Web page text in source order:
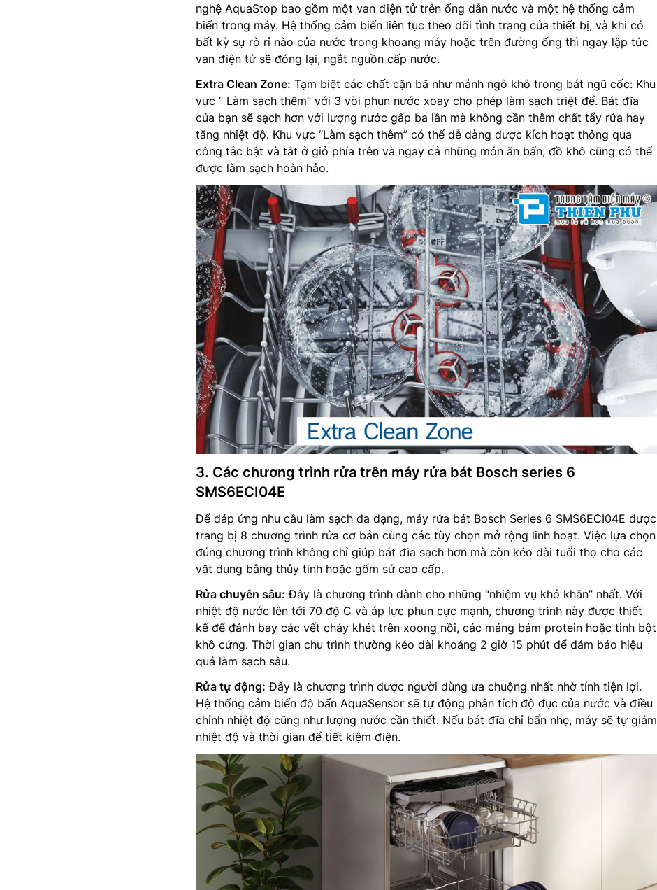
nghệ AquaStop bao gồm một van điện tử trên ống dẫn nước và một hệ thống cảm
biến trong máy. Hệ thống cảm biến liên tục theo dõi tình trạng của thiết bị, và khi có
bất kỳ sự rò rỉ nào của nước trong khoang máy hoặc trên đường ống thì ngay lập tức
van điện tử sẽ đóng lại, ngắt nguồn cấp nước.
Extra Clean Zone: Tạm biệt các chất cặn bã như mảnh ngô khô trong bát ngũ cốc: Khu
vực ” Làm sạch thêm” với 3 vòi phun nước xoay cho phép làm sạch triệt để. Bát đĩa
của bạn sẽ sạch hơn với lượng nước gấp ba lần mà không cần thêm chất tẩy rửa hay
tăng nhiệt độ. Khu vực “Làm sạch thêm” có thể dễ dàng được kích hoạt thông qua
công tắc bật và tắt ở giỏ phía trên và ngay cả những món ăn bẩn, đồ khô cũng có thể
được làm sạch hoàn hảo.
3. Các chương trình rửa trên máy rửa bát Bosch series 6
SMS6ECI04E
Để đáp ứng nhu cầu làm sạch đa dạng, máy rửa bát Bosch Series 6 SMS6ECI04E được
trang bị 8 chương trình rửa cơ bản cùng các tùy chọn mở rộng linh hoạt. Việc lựa chọn
đúng chương trình không chỉ giúp bát đĩa sạch hơn mà còn kéo dài tuổi thọ cho các
vật dụng bằng thủy tinh hoặc gốm sứ cao cấp.
Rửa chuyên sâu: Đây là chương trình dành cho những “nhiệm vụ khó khăn” nhất. Với
nhiệt độ nước lên tới 70 độ C và áp lực phun cực mạnh, chương trình này được thiết
kế để đánh bay các vết cháy khét trên xoong nồi, các mảng bám protein hoặc tinh bột
khô cứng. Thời gian chu trình thường kéo dài khoảng 2 giờ 15 phút để đảm bảo hiệu
quả làm sạch sâu.
Rửa tự động: Đây là chương trình được người dùng ưa chuộng nhất nhờ tính tiện lợi.
Hệ thống cảm biến độ bẩn AquaSensor sẽ tự động phân tích độ đục của nước và điều
chỉnh nhiệt độ cũng như lượng nước cần thiết. Nếu bát đĩa chỉ bẩn nhẹ, máy sẽ tự giảm
nhiệt độ và thời gian để tiết kiệm điện.